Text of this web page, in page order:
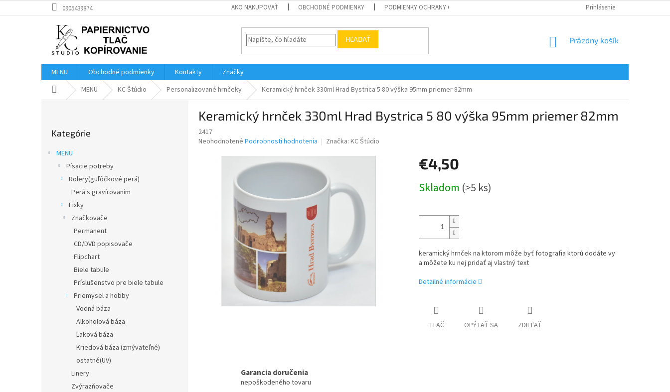
na
0905439874 AKO NAKUPOVAŤ OBCHODNÉ PODMIENKY PODMIENKY OCHRANY OSOBNÝCH ÚDAJOV Prihlásenie
HĽADAŤ
NÁKUPNÝ
Prázdny košík
MENU Obchodné podmienky Kontakty
Značky
DomovMENU KC Štúdio Personalizované hrnčeky Keramický hrnček 330ml Hrad Bystrica 5 80 výška 95mm priemer 82mm
kategórie
Kategórie
MENU
Písacie potreby
Rolery(guľôčkové perá)
Perá s gravírovaním
Fixky
Značkovače
Permanent
CD/DVD popisovače
Flipchart
Biele tabule
Príslušenstvo pre biele tabule
Priemysel a hobby
Vodná báza
Alkoholová báza
Laková báza
Kriedová báza (zmývateľné)
ostatné(UV)
Linery
Zvýrazňovače
Keramický hrnček 330ml Hrad Bystrica 5 80 výška 95mm priemer 82mm
2417
Priemerné
Neohodnotené Podrobnosti hodnotenia Značka: KC Štúdio
€4,50
cena:
Skladom (>5 ks)
keramický hrnček na ktorom môže byť fotografia ktorú dodáte vy
a môžete ku nej pridať aj vlastný text
Detailné informácie
TLAČ OPÝTAŤ SA ZDIEĽAŤ
Garancia doručenia
nepoškodeného tovaru